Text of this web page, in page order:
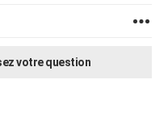
votre question